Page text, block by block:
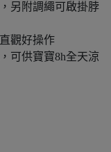
另附調繩可啟掛脖
觀好操作
可供寶寶8h全天涼